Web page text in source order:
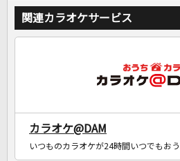
関連カラオケサービス
カラオケ@DAM
いつものカラオケが24時間いつでもお